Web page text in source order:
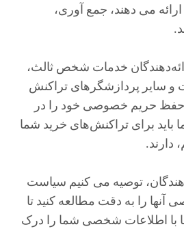
می دهند، جمع آوری،
خدمات شخص ثالث،
و سایر پردازشگرهای تراکنش
حریم خصوصی خود را در
باید برای تراکنش‌های خرید شما
دارند.
دهندگان، توصیه می کنیم سیاست
را به دقت مطالعه کنید تا
با اطلاعات شخصی شما را درک